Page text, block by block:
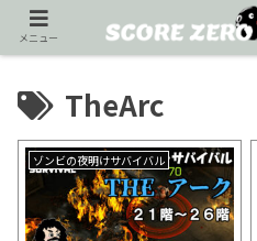
TheArc
ゾンビの夜明けサバイバル
メニュー